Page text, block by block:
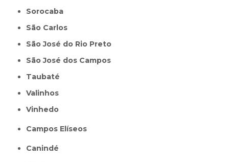
Sorocaba
São Carlos
São José do Rio Preto
São José dos Campos
Taubaté
Valinhos
Vinhedo
Campos Elíseos
Canindé